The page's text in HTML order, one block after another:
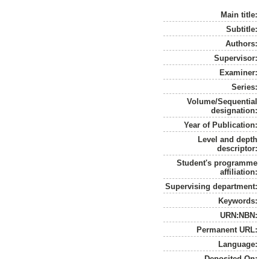
Main title:
Subtitle:
Authors:
Supervisor:
Examiner:
Series:
Volume/Sequential
designation:
Year of Publication:
Level and depth
descriptor:
Student's programme
affiliation:
Supervising department:
Keywords:
URN:NBN:
Permanent URL:
Language: